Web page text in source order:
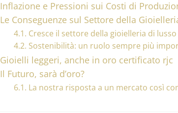
Inflazione e Pressioni sui Costi di
Le Conseguenze sul Settore della
Cresce il settore della gioielleria di lusso
Sostenibilità: un ruolo sempre più
Gioielli leggeri, anche in oro certificato rjc
Il Futuro, sarà d’oro?
La nostra risposta a un mercato così